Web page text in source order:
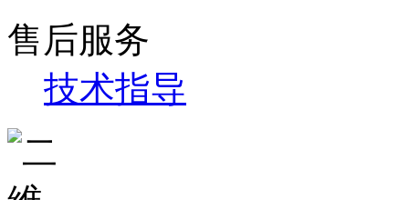
售后服务
技术指导